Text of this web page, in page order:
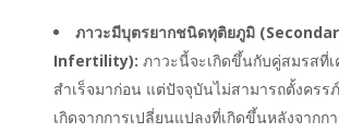
ภาวะมีบุตรยากชนิดทุติยภูมิ
Infertility): ภาวะนี้จะเกิดขึ้นกับคู่สมรสที่
สำเร็จมาก่อน แต่ปัจจุบันไม่สามารถตั้งครร
เกิดจากการเปลี่ยนแปลงที่เกิดขึ้นหลังจากก